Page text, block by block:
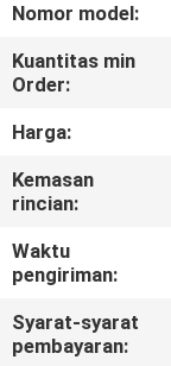
KONTROL
KUALITAS
HUBUNGI
KAMI
BERITA
KASUS
Nomor model:
Kuantitas min
Order:
Harga:
Kemasan
rincian:
Waktu
pengiriman:
Syarat-syarat
pembayaran: